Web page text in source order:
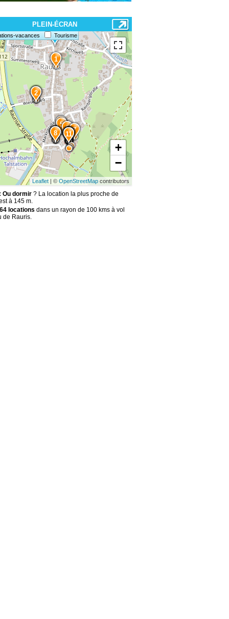
PLEIN-ÉCRAN
vacances Tourisme
15
14
13
12
11
10
9
8 7
6
5
4
3
2
1
+
−
Leaflet | ©OpenStreetMap contributors
Ou dormir? La location la plus proche de
à 145 m.
locations dans un rayon de 100 kms à vol
de Rauris.